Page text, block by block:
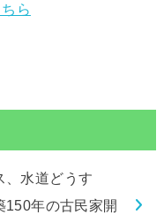
ちら
、水道どうす
150年の古民家開